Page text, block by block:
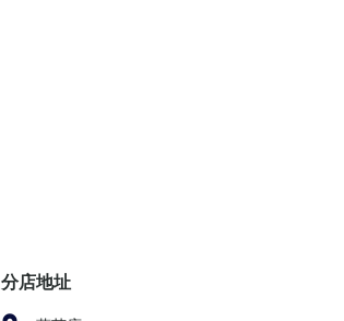
分店地址